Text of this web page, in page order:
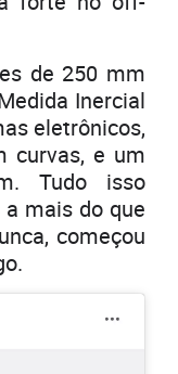
de 250 mm
Inercial
eletrônicos,
curvas, e um
Tudo isso
a mais do que
começou